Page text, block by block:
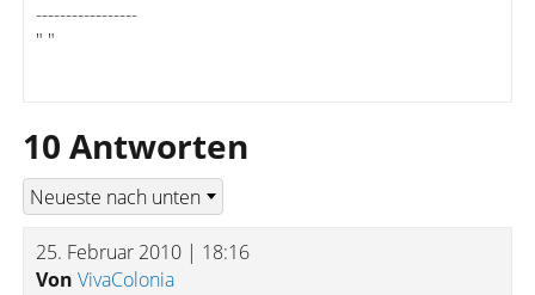
-----------------
" "
10 Antworten
25. Februar 2010 | 18:16
Von VivaColonia